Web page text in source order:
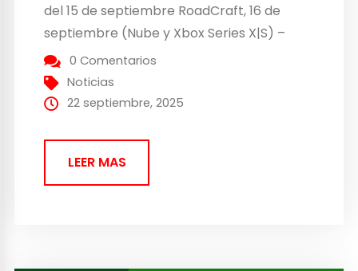
del 15 de septiembre RoadCraft, 16 de
septiembre (Nube y Xbox Series X|S) –
Game Pass Ultimate, Game Pass Standard
Call of Duty: Modern Warfare III, 17 de
septiembre (Consola) – Ahora con Game
0 Comentarios
Noticias
22 septiembre, 2025
LEER MAS